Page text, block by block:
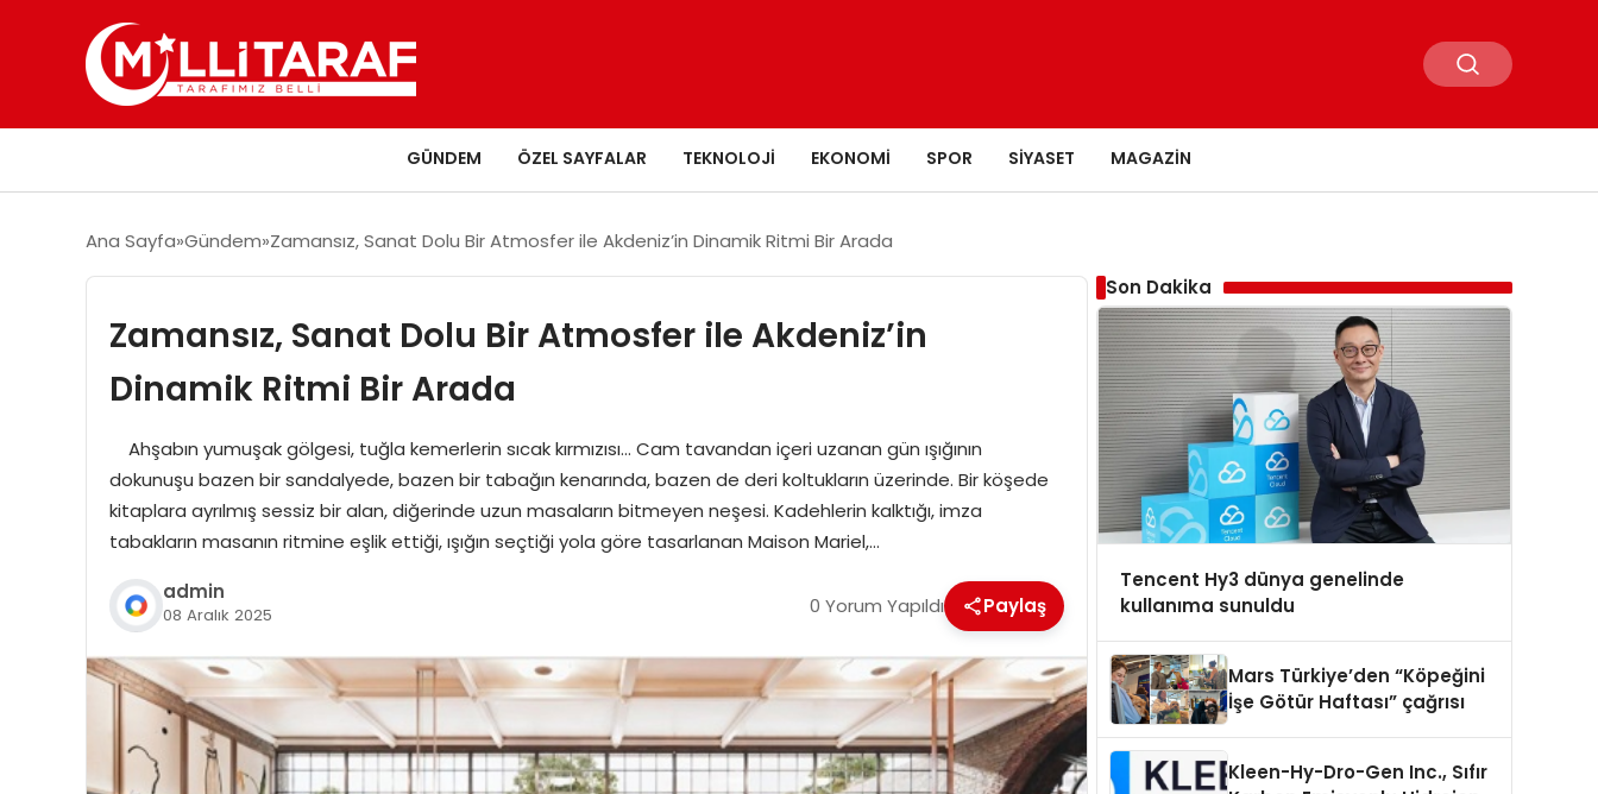
GÜNDEM ÖZEL SAYFALAR TEKNOLOJI EKONOMI SPOR SIYASET MAGAZIN
Ana Sayfa Gündem Zamansız, Sanat Dolu Bir Atmosfer ile Akdeniz’in Dinamik Ritmi Bir Arada
Zamansız, Sanat Dolu Bir Atmosfer ile Akdeniz’in
Dinamik Ritmi Bir Arada
Ahşabın yumuşak gölgesi, tuğla kemerlerin sıcak kırmızısı… Cam tavandan içeri uzanan gün ışığının
dokunuşu bazen bir sandalyede, bazen bir tabağın kenarında, bazen de deri koltukların üzerinde. Bir köşede
kitaplara ayrılmış sessiz bir alan, diğerinde uzun masaların bitmeyen neşesi. Kadehlerin kalktığı, imza
tabakların masanın ritmine eşlik ettiği, ışığın seçtiği yola göre tasarlanan Maison Mariel,…
admin
08 Aralık 2025 0 Yorum Yapıldı Paylaş
Son Dakika
Tencent Hy3 dünya genelinde
kullanıma sunuldu
Mars Türkiye’den “Köpeğini
İşe Götür Haftası” çağrısı
Kleen-Hy-Dro-Gen Inc., Sıfır